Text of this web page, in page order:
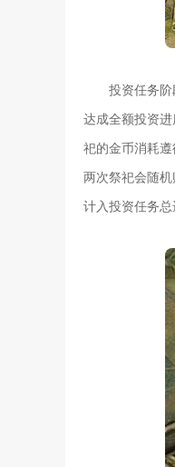
投资任务
达成全额投资
祀的金币消耗
两次祭祀会随
计入投资任务